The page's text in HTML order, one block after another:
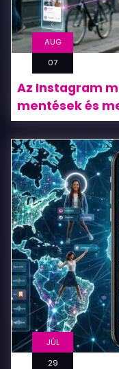
AUG
07
Az Instagram
mentések és
JÚL
29